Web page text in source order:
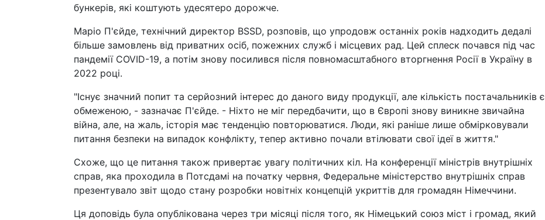
бункерів, які коштують удесятеро дорожче.
Маріо П'єйде, технічний директор BSSD, розповів, що упродовж останніх років надходить дедалі
більше замовлень від приватних осіб, пожежних служб і місцевих рад. Цей сплеск почався під час
пандемії COVID-19, а потім знову посилився після повномасштабного вторгнення Росії в Україну в
2022 році.
"Існує значний попит та серйозний інтерес до даного виду продукції, але кількість постачальників є
обмеженою, - зазначає П'єйде. - Ніхто не міг передбачити, що в Європі знову виникне звичайна
війна, але, на жаль, історія має тенденцію повторюватися. Люди, які раніше лише обмірковували
питання безпеки на випадок конфлікту, тепер активно почали втілювати свої ідеї в життя."
Схоже, що це питання також привертає увагу політичних кіл. На конференції міністрів внутрішніх
справ, яка проходила в Потсдамі на початку червня, Федеральне міністерство внутрішніх справ
презентувало звіт щодо стану розробки новітніх концепцій укриттів для громадян Німеччини.
Ця доповідь була опублікована через три місяці після того, як Німецький союз міст і громад, який